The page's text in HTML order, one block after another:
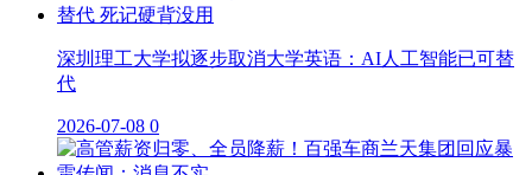
深圳理工大学拟逐步取消大学英语：AI人工智能已可替
代
2026-07-08 0